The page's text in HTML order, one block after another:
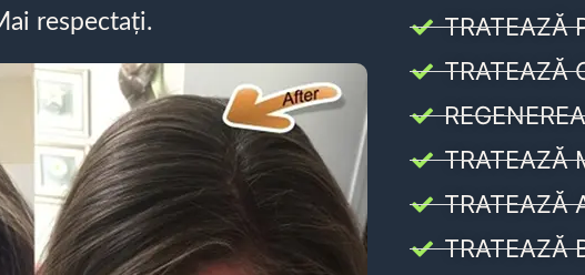
respectați.
TRATEAZĂ
TRATEAZĂ
TRATEAZĂ
TRATEAZĂ
TRATEAZĂ